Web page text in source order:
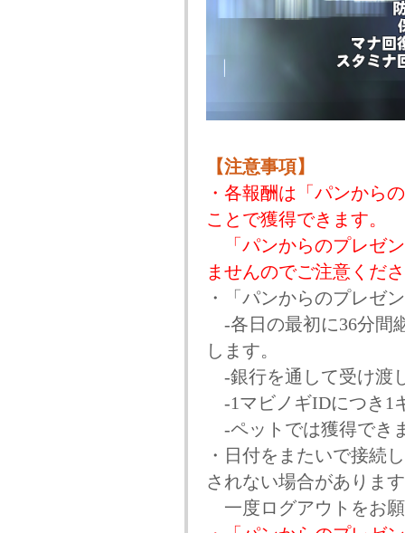
【注意事項】
・各報酬は「パンから
ことで獲得できます。
「パンからのプレゼ
ませんのでご注意くだ
・「パンからのプレゼ
‐各日の最初に36分間
します。
‐銀行を通して受け渡
‐1マビノギIDにつき1
‐ペットでは獲得でき
・日付をまたいで接続
されない場合がありま
一度ログアウトをお